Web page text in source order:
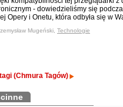
- dowiedzieliśmy się
Opery i Onetu, która odbyła się w
Mugeński, Technologie
(Chmura Tagów)